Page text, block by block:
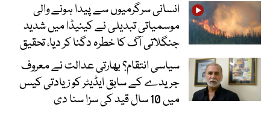
انسانی سرگرمیوں سے پیدا ہونے والی
موسمیاتی تبدیلی نے کینیڈا میں شدید
جنگلاتی آگ کا خطرہ دگنا کر دیا، تحقیق
سیاسی انتقام؟ بھارتی عدالت نے معروف
جریدے کے سابق ایڈیٹر کو زیادتی کیس
میں 10 سال قید کی سزا سنا دی